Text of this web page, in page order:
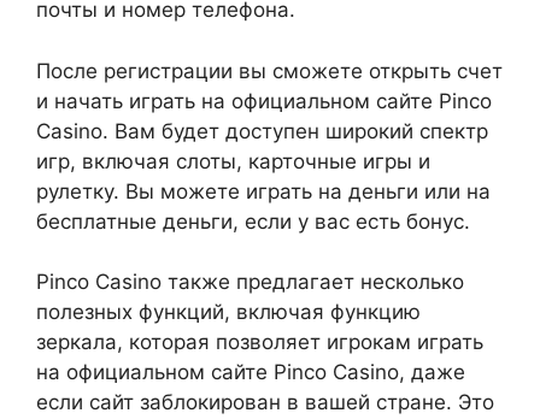
почты и номер телефона.
После регистрации вы сможете открыть счет
и начать играть на официальном сайте Pinco
Casino. Вам будет доступен широкий спектр
игр, включая слоты, карточные игры и
рулетку. Вы можете играть на деньги или на
бесплатные деньги, если у вас есть бонус.
Pinco Casino также предлагает несколько
полезных функций, включая функцию
зеркала, которая позволяет игрокам играть
на официальном сайте Pinco Casino, даже
если сайт заблокирован в вашей стране. Это